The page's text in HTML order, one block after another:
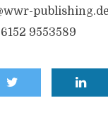
9553589